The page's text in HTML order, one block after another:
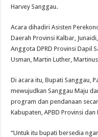
Harvey Sanggau.
Acara dihadiri Asisten
Daerah Provinsi Kalbar,
Anggota DPRD Provinsi Dapil
Usman, Martin Luther,
Di acara itu, Bupati Sanggau,
mewujudkan Sanggau Maju
program dan pendanaan
Kabupaten, APBD Provinsi dan
“Untuk itu bupati bersedia